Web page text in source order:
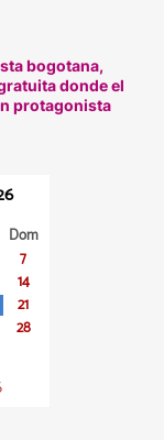
bogotana,
donde el
protagonista
Dom
7
14
21
28